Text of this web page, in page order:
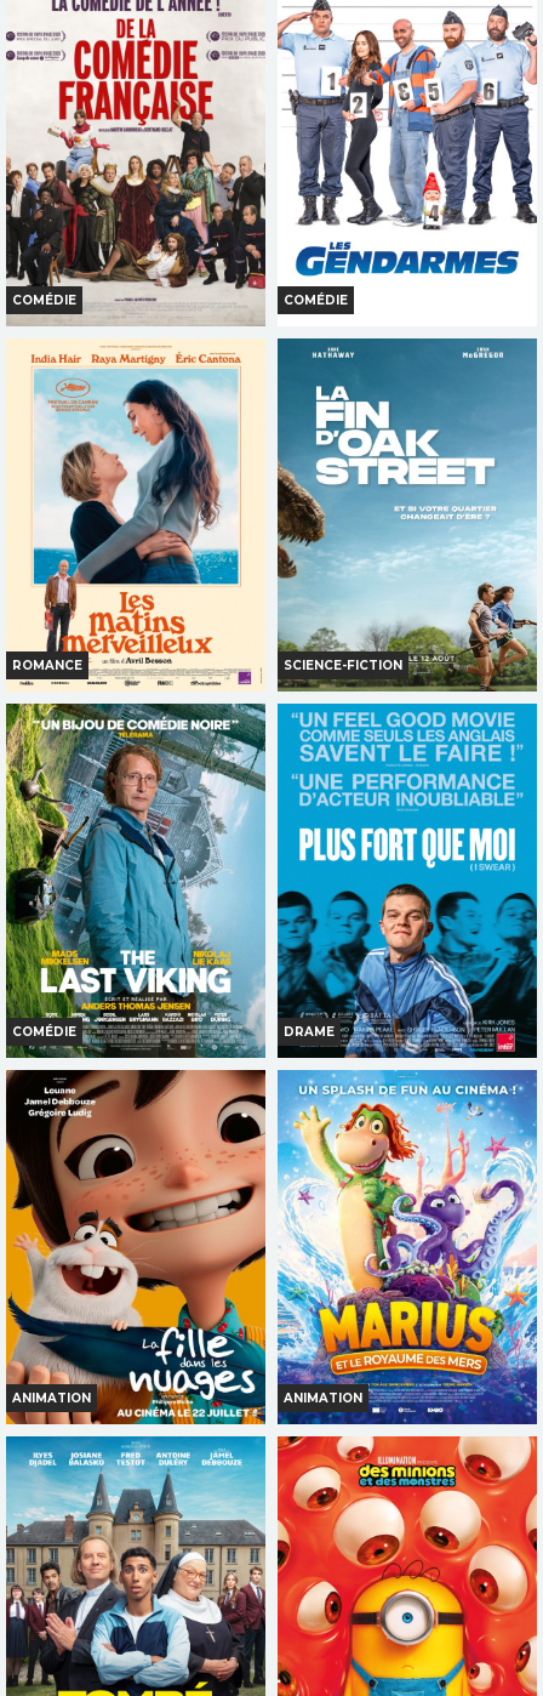
Bande-annonce
Réservation
INT. -12ans
Bande-annonce
Réservation
TOUT PUBLIC
COMÉDIE
DE LA COMÉDIE-FRANÇAISE
Horaires et Infos
Bande-annonce
Réservation
TOUT PUBLIC
COMÉDIE
Bande-annonce
Réservation
TOUT PUBLIC
ROMANCE
LES MATINS MERVEILLEUX
Horaires et Infos
Bande-annonce
Réservation
TOUT PUBLIC
SCIENCE-FICTION
LA FIN D'OAK STREET
Horaires et Infos
Bande-annonce
Réservation
AVERT. TOUT PUBLIC
COMÉDIE
THE LAST VIKING
Horaires et Infos
Bande-annonce
Réservation
INT. -12ans
DRAME
PLUS FORT QUE MOI
Horaires et Infos
Bande-annonce
Réservation
TOUT PUBLIC
ANIMATION
LA FILLE DANS LES NUAGES
Horaires et Infos
Bande-annonce
Réservation
TOUT PUBLIC
ANIMATION
MARIUS ET LE ROYAUME DES
MERS
Horaires et Infos
Bande-annonce
Réservation
TOUT PUBLIC